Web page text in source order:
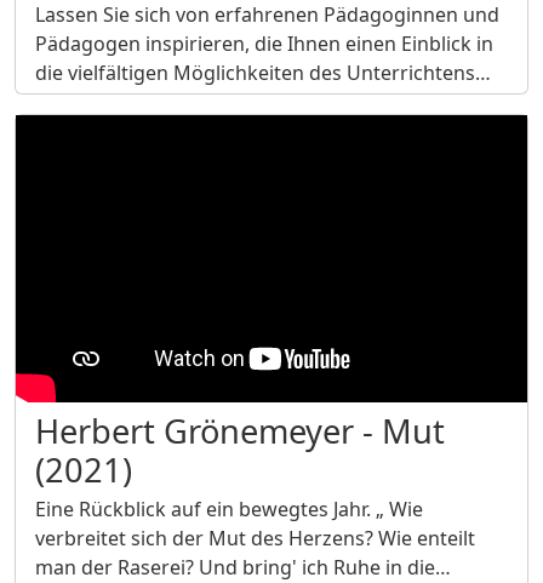
Lassen Sie sich von erfahrenen Pädagoginnen und
Pädagogen inspirieren, die Ihnen einen Einblick in
die vielfältigen Möglichkeiten des Unterrichtens…
Herbert Grönemeyer - Mut
(2021)
Eine Rückblick auf ein bewegtes Jahr. „ Wie
verbreitet sich der Mut des Herzens? Wie enteilt
man der Raserei? Und bring' ich Ruhe in die…